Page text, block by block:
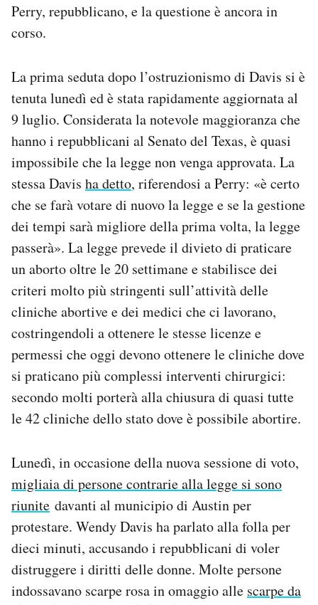
Esci
Perry, repubblicano, e la questione è ancora in
corso.
La prima seduta dopo l’ostruzionismo di Davis si è
tenuta lunedì ed è stata rapidamente aggiornata al
9 luglio. Considerata la notevole maggioranza che
hanno i repubblicani al Senato del Texas, è quasi
impossibile che la legge non venga approvata. La
stessa Davis ha detto, riferendosi a Perry: «è certo
che se farà votare di nuovo la legge e se la gestione
dei tempi sarà migliore della prima volta, la legge
passerà». La legge prevede il divieto di praticare
un aborto oltre le 20 settimane e stabilisce dei
criteri molto più stringenti sull’attività delle
cliniche abortive e dei medici che ci lavorano,
costringendoli a ottenere le stesse licenze e
permessi che oggi devono ottenere le cliniche dove
si praticano più complessi interventi chirurgici:
secondo molti porterà alla chiusura di quasi tutte
le 42 cliniche dello stato dove è possibile abortire.
Lunedì, in occasione della nuova sessione di voto,
migliaia di persone contrarie alla legge si sono
riunite davanti al municipio di Austin per
protestare. Wendy Davis ha parlato alla folla per
dieci minuti, accusando i repubblicani di voler
distruggere i diritti delle donne. Molte persone
indossavano scarpe rosa in omaggio alle scarpe da